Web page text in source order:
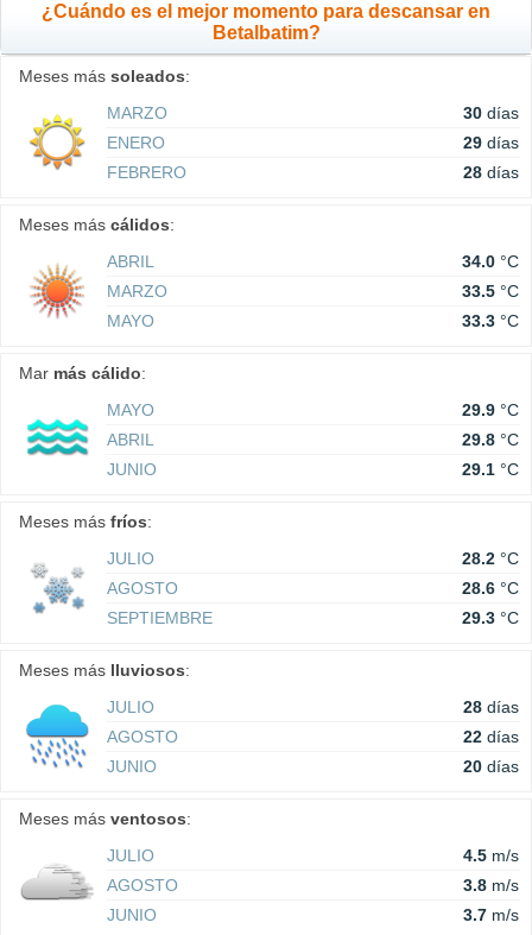
¿Cuándo es el mejor momento para descansar en
Betalbatim?
Meses más soleados:
MARZO
30 días
ENERO
29 días
FEBRERO
28 días
Meses más cálidos:
ABRIL
34.0 °C
MARZO
33.5 °C
MAYO
33.3 °C
Mar más cálido:
MAYO
29.9 °C
ABRIL
29.8 °C
JUNIO
29.1 °C
Meses más fríos:
JULIO
28.2 °C
AGOSTO
28.6 °C
SEPTIEMBRE
29.3 °C
Meses más lluviosos:
JULIO
28 días
AGOSTO
22 días
JUNIO
20 días
Meses más ventosos:
JULIO
4.5 m/s
AGOSTO
3.8 m/s
JUNIO
3.7 m/s